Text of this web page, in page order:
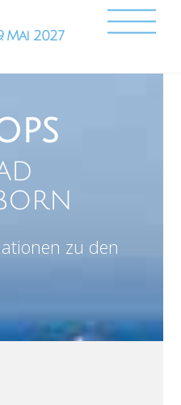
zu den
To